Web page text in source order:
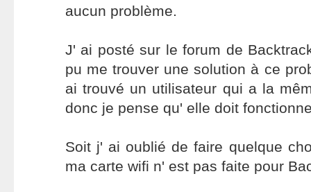
aucun problème.
J' ai posté sur le forum de
pu me trouver une solution à ce
ai trouvé un utilisateur qui a la
donc je pense qu' elle doit
Soit j' ai oublié de faire quelque
ma carte wifi n' est pas faite pour